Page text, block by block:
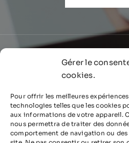
Gérer le
cookies.
Pour offrir les meilleures
technologies telles que les cookies
aux informations de votre appareil.
nous permettra de traiter des
comportement de navigation ou